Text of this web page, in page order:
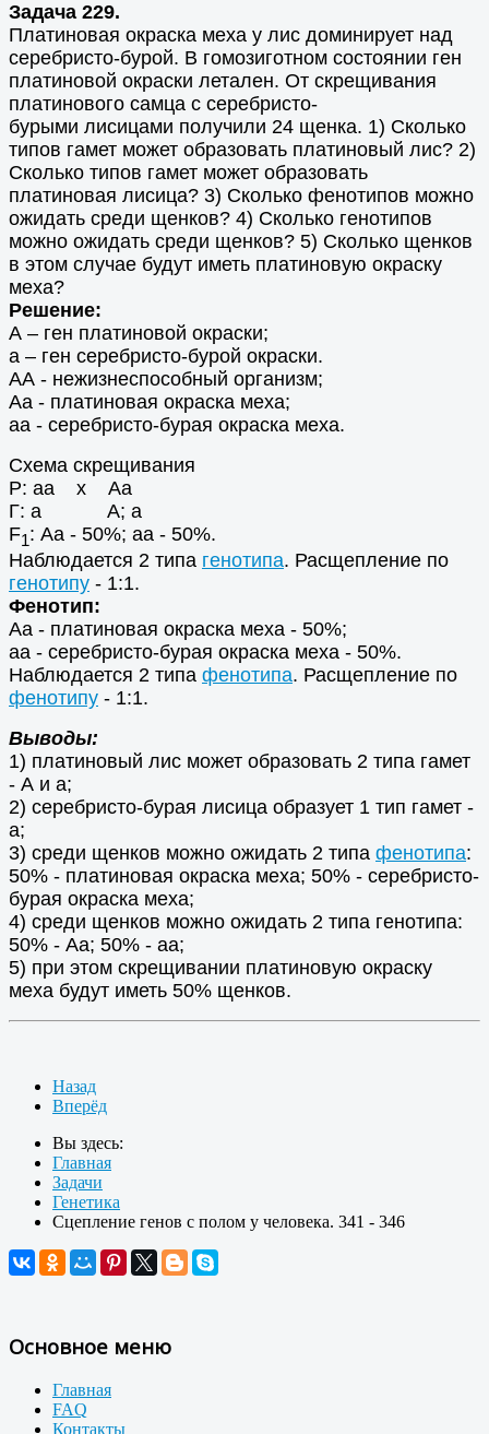
Задача 229.
Платиновая окраска меха у лис доминирует над
серебристо-бурой. В гомозиготном состоянии ген
платиновой окраски летален. От скрещивания
платинового самца с серебристо-
бурыми лисицами получили 24 щенка. 1) Сколько
типов гамет может образовать платиновый лис? 2)
Сколько типов гамет может образовать
платиновая лисица? 3) Сколько фенотипов можно
ожидать среди щенков? 4) Сколько генотипов
можно ожидать среди щенков? 5) Сколько щенков
в этом случае будут иметь платиновую окраску
меха?
Решение:
А – ген платиновой окраски;
а – ген серебристо-бурой окраски.
АА - нежизнеспособный организм;
Аа - платиновая окраска меха;
аа - серебристо-бурая окраска меха.
Схема скрещивания
Р: аа х Аа
Г: а А; а
F1: Аа - 50%; аа - 50%.
Наблюдается 2 типа генотипа. Расщепление по
генотипу - 1:1.
Фенотип:
Аа - платиновая окраска меха - 50%;
аа - серебристо-бурая окраска меха - 50%.
Наблюдается 2 типа фенотипа. Расщепление по
фенотипу - 1:1.
Выводы:
1) платиновый лис может образовать 2 типа гамет
- А и а;
2) серебристо-бурая лисица образует 1 тип гамет -
а;
3) среди щенков можно ожидать 2 типа фенотипа:
50% - платиновая окраска меха; 50% - серебристо-
бурая окраска меха;
4) среди щенков можно ожидать 2 типа генотипа:
50% - Аа; 50% - аа;
5) при этом скрещивании платиновую окраску
меха будут иметь 50% щенков.
Назад
Вперёд
Вы здесь:
Главная
Задачи
Генетика
Сцепление генов с полом у человека. 341 - 346
Основное меню
Главная
FAQ
Контакты